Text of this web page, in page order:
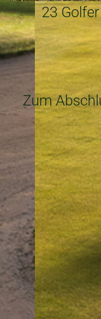
23
Zum